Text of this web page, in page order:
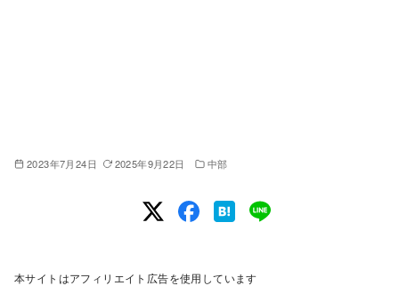
2023年7月24日 2025年9月22日 中部
本サイトはアフィリエイト広告を使用しています